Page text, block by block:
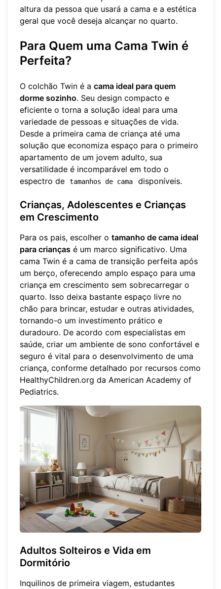
altura da pessoa que usará a cama e a estética
geral que você deseja alcançar no quarto.
Para Quem uma Cama Twin é
Perfeita?
O colchão Twin é a cama ideal para quem
dorme sozinho. Seu design compacto e
eficiente o torna a solução ideal para uma
variedade de pessoas e situações de vida.
Desde a primeira cama de criança até uma
solução que economiza espaço para o primeiro
apartamento de um jovem adulto, sua
versatilidade é incomparável em todo o
espectro de
tamanhos de cama disponíveis.
Crianças, Adolescentes e Crianças
em Crescimento
Para os pais, escolher o tamanho de cama ideal
para crianças é um marco significativo. Uma
cama Twin é a cama de transição perfeita após
um berço, oferecendo amplo espaço para uma
criança em crescimento sem sobrecarregar o
quarto. Isso deixa bastante espaço livre no
chão para brincar, estudar e outras atividades,
tornando-o um investimento prático e
duradouro. De acordo com especialistas em
saúde, criar um ambiente de sono confortável e
seguro é vital para o desenvolvimento de uma
criança, conforme detalhado por recursos como
HealthyChildren.org da American Academy of
Pediatrics.
Adultos Solteiros e Vida em
Dormitório
Inquilinos de primeira viagem, estudantes